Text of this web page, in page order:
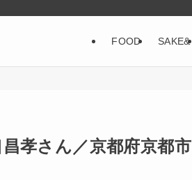
FOOD SAKE&
孝さん／京都府京都市